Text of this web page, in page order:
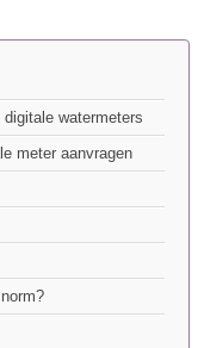
watermeters
meter aanvragen